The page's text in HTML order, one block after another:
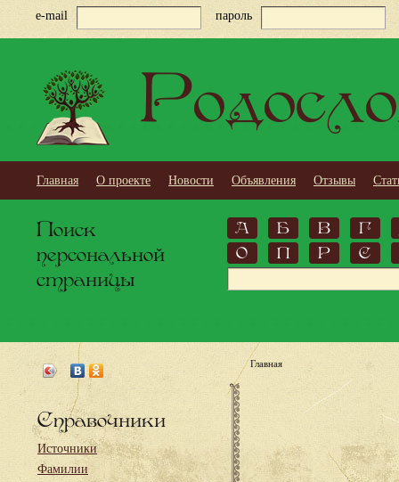
e-mail пароль
Главная О проекте Новости Объявления Отзывы
Поиск
персональной
страницы
А Б В
Г
О
П Р С
Справочники
Источники
Фамилии
Главная